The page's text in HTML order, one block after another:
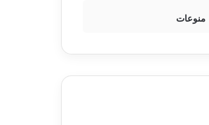
منوعات